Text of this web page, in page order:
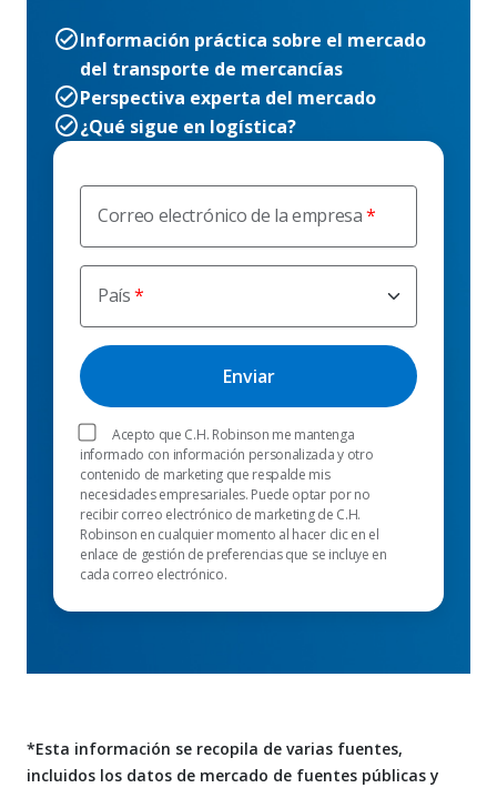
Correo electrónico de la empresa
País
Acepto que C.H. Robinson me mantenga
informado con información personalizada y otro
contenido de marketing que respalde mis
necesidades empresariales. Puede optar por no
recibir correo electrónico de marketing de C.H.
Robinson en cualquier momento al hacer clic en el
enlace de gestión de preferencias que se incluye en
cada correo electrónico.
Información práctica sobre el mercado
del transporte de mercancías
Perspectiva experta del mercado
¿Qué sigue en logística?
*Esta información se recopila de varias fuentes,
incluidos los datos de mercado de fuentes públicas y